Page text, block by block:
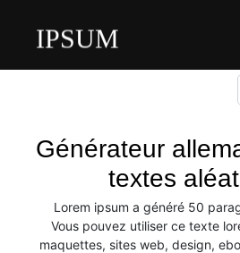
IPSUM
Générateur
textes
Lorem ipsum a généré 50
Vous pouvez utiliser ce texte
maquettes, sites web, design,